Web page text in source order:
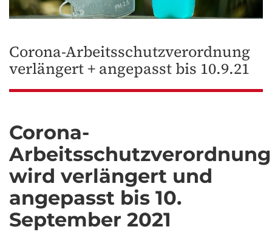
Corona-Arbeitsschutzverordnung
verlängert + angepasst bis 10.9.21
Corona-
Arbeitsschutzverordnung
wird verlängert und
angepasst bis 10.
September 2021